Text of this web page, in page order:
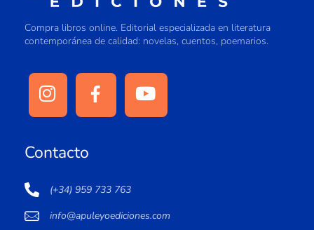
Compra libros online. Editorial especializada en literatura
contemporánea de calidad: novelas, cuentos, poemarios.
Contacto
(+34) 959 733 763
info@apuleyoediciones.com